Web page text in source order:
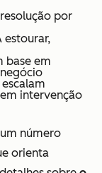
por
estourar,
base em
intervenção
número
orienta